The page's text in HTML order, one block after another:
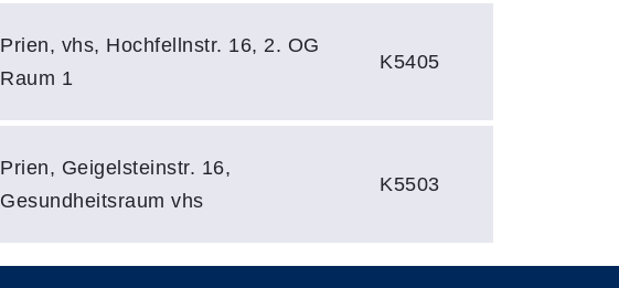
Prien, vhs, Hochfellnstr. 16, 2. OG
Raum 1
K5405
Prien, Geigelsteinstr. 16,
Gesundheitsraum vhs
K5503